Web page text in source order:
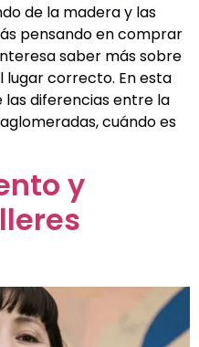
de la madera y las
pensando en comprar
saber más sobre
lugar correcto. En esta
diferencias entre la
cuándo es
y